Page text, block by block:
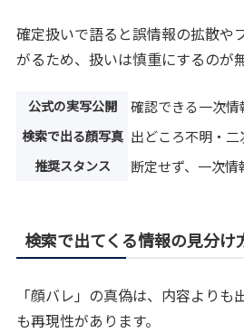
確定扱いで語ると誤情報の拡散や
がるため、扱いは慎重にするのが
公式の実写公開 確認できる一次情
検索で出る顔写真 出どころ不明・
推奨スタンス 断定せず、一次情
検索で出てくる情報の見分け
「顔バレ」の真偽は、内容より
も再現性があります。